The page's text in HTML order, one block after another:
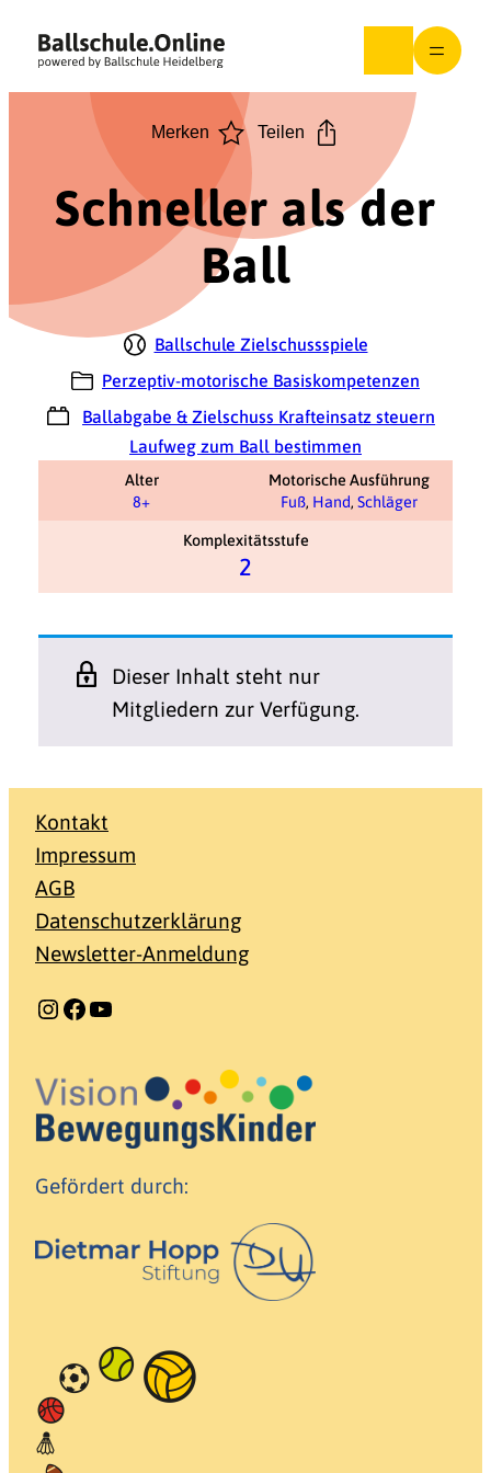
Inhalt
springen
Merken Teilen
Schneller als der
Ball
Ballschule Zielschussspiele
Perzeptiv-motorische Basiskompetenzen
Ballabgabe & Zielschuss Krafteinsatz steuern
Laufweg zum Ball bestimmen
Alter
8+
Motorische Ausführung
Fuß, Hand,Schläger
Komplexitätsstufe
2
Dieser Inhalt steht nur
Mitgliedern zur Verfügung.
Kontakt
Impressum
AGB
Datenschutzerklärung
Newsletter-Anmeldung
Instagram Facebook YouTube
Gefördert durch: